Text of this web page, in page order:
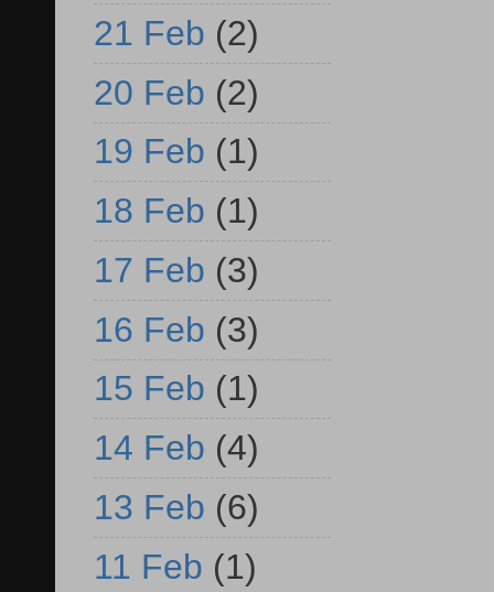
21 Feb (2)
20 Feb (2)
19 Feb (1)
18 Feb (1)
17 Feb (3)
16 Feb (3)
15 Feb (1)
14 Feb (4)
13 Feb (6)
11 Feb (1)